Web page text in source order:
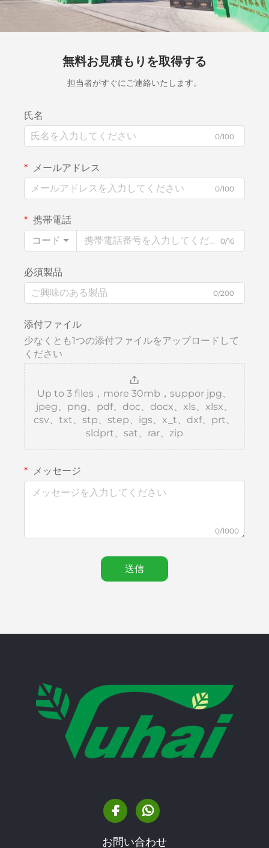
無料お見積もりを取得する
担当者がすぐにご連絡いたします。
氏名
0/100
メールアドレス
0/100
携帯電話
コード
0/16
必須製品
0/200
添付ファイル
少なくとも1つの添付ファイルをアップロードして
ください
Up to 3 files，more 30mb，suppor jpg、
jpeg、png、pdf、doc、docx、xls、xlsx、
csv、txt、stp、step、igs、x_t、dxf、prt、
sldprt、sat、rar、zip
メッセージ
0/1000
送信
お問い合わせ